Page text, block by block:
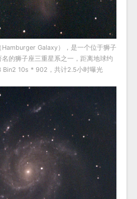
Galaxy），是一个位于狮子
的狮子座三重星系之一，距离地球约
Bin2 10s * 902，共计2.5小时曝光